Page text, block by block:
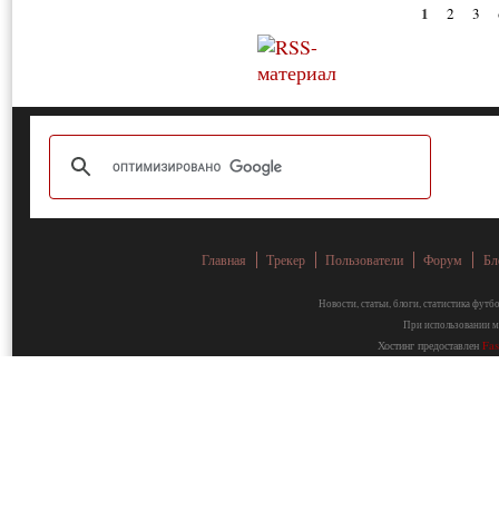
1 2 3
Главная Трекер Пользователи Форум
Новости, статьи, блоги, статистика
При использовании
Хостинг предоставлен